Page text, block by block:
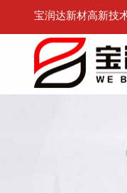
宝润达新材高新技